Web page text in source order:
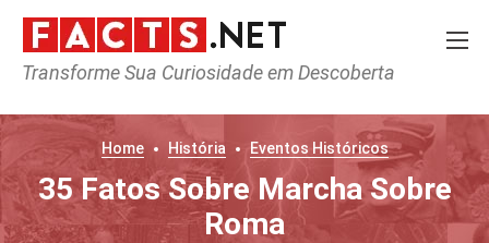
Transforme Sua Curiosidade em Descoberta
Home História Eventos Históricos
35 Fatos Sobre Marcha Sobre
Roma